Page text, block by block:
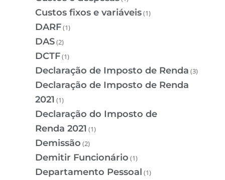
Custos fixos e variáveis(1)
DARF(1)
DAS(2)
DCTF(1)
Declaração de Imposto de Renda (3)
Declaração de Imposto de Renda
2021 (1)
Declaração do Imposto de
Renda 2021 (1)
Demissão (2)
Demitir Funcionário (1)
Departamento Pessoal (1)